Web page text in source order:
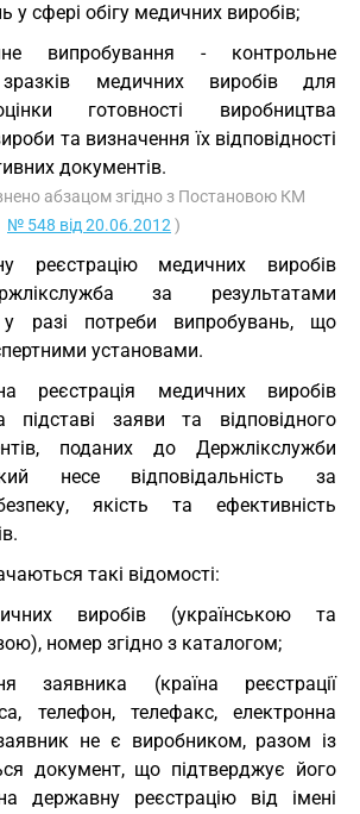
у сфері обігу медичних виробів;
випробування - контрольне
зразків медичних виробів для
готовності виробництва
та визначення їх відповідності
документів.
абзацом згідно з Постановою КМ
№ 548 від 20.06.2012 )
реєстрацію медичних виробів
за результатами
разі потреби випробувань, що
установами.
реєстрація медичних виробів
підставі заяви та відповідного
поданих до Держлікслужби
несе відповідальність за
якість та ефективність
такі відомості:
виробів (українською та
номер згідно з каталогом;
заявника (країна реєстрації
телефон, телефакс, електронна
не є виробником, разом із
документ, що підтверджує його
державну реєстрацію від імені